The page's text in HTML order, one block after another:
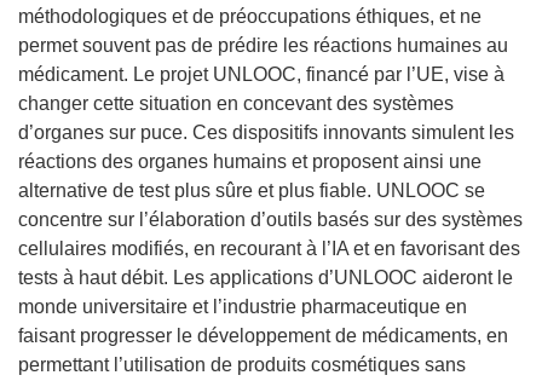
méthodologiques et de préoccupations éthiques, et ne
permet souvent pas de prédire les réactions humaines au
médicament. Le projet UNLOOC, financé par l’UE, vise à
changer cette situation en concevant des systèmes
d’organes sur puce. Ces dispositifs innovants simulent les
réactions des organes humains et proposent ainsi une
alternative de test plus sûre et plus fiable. UNLOOC se
concentre sur l’élaboration d’outils basés sur des systèmes
cellulaires modifiés, en recourant à l’IA et en favorisant des
tests à haut débit. Les applications d’UNLOOC aideront le
monde universitaire et l’industrie pharmaceutique en
faisant progresser le développement de médicaments, en
permettant l’utilisation de produits cosmétiques sans